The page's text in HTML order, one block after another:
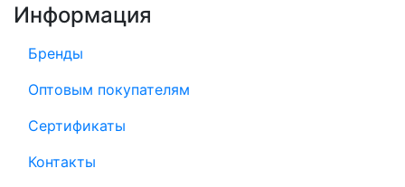
Информация
Бренды
Оптовым покупателям
Сертификаты
Контакты